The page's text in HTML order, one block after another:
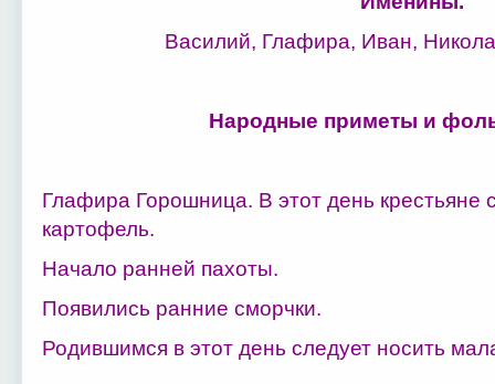
Василий, Глафира, Иван,
Народные приметы и
Глафира Горошница. В этот день крестьяне
картофель.
Начало ранней пахоты.
Появились ранние сморчки.
Родившимся в этот день следует носить